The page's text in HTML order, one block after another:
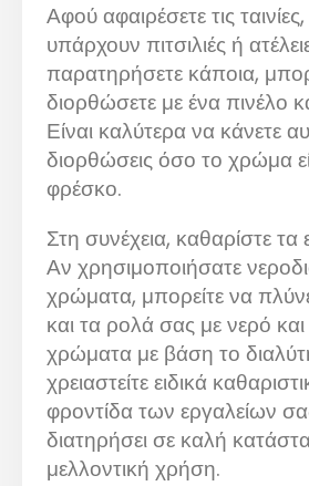
Αφού αφαιρέσετε τις
υπάρχουν πιτσιλιές ή
παρατηρήσετε κάποια,
διορθώσετε με ένα πινέλο
Είναι καλύτερα να κάνετε
διορθώσεις όσο το χρώμα
φρέσκο.
Στη συνέχεια, καθαρίστε τα
Αν χρησιμοποιήσατε
χρώματα, μπορείτε να
και τα ρολά σας με νερό
χρώματα με βάση το
χρειαστείτε ειδικά
φροντίδα των εργαλείων
διατηρήσει σε καλή
μελλοντική χρήση.